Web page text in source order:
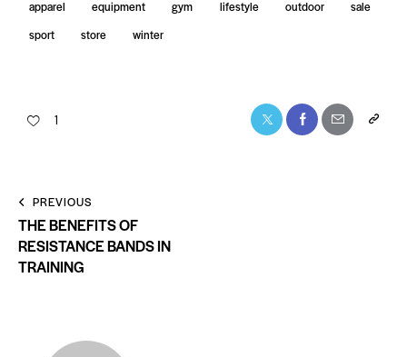
apparel equipment gym lifestyle outdoor
sale
sport
store winter
1
PREVIOUS
THE BENEFITS OF
RESISTANCE BANDS IN
TRAINING